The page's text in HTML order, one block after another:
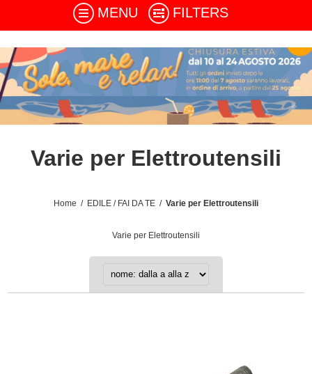
MENU FILTERS
Varie per Elettroutensili
Home / EDILE / FAI DA TE / Varie per Elettroutensili
Varie per Elettroutensili